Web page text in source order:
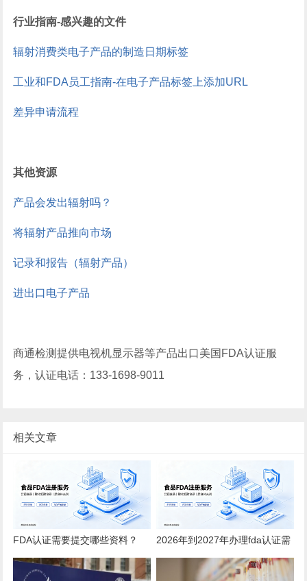
行业指南-感兴趣的文件
辐射消费类电子产品的制造日期标签
工业和FDA员工指南-在电子产品标签上添加URL
差异申请流程
其他资源
产品会发出辐射吗？
将辐射产品推向市场
记录和报告（辐射产品）
进出口电子产品
商通检测提供电视机显示器等产品出口美国FDA认证服
务，认证电话：133-1698-9011
相关文章
FDA认证需要提交哪些资料？
2026全品类详细清单
2026年到2027年办理fda认证需
要多少钱？